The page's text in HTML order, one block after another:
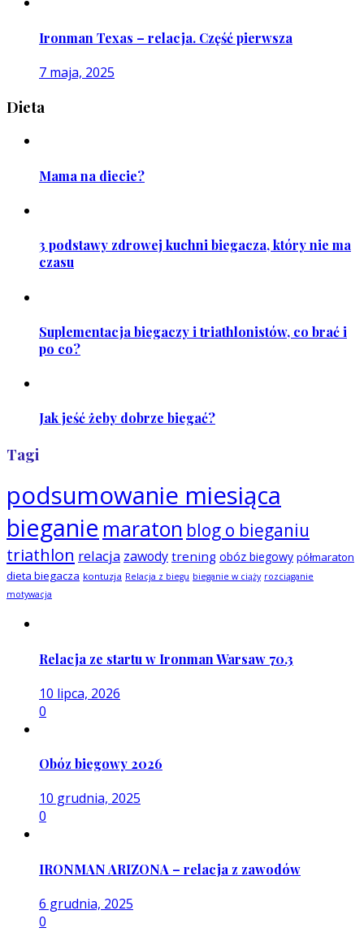
Ironman Texas – relacja. Część pierwsza
7 maja, 2025
Dieta
Mama na diecie?
3 podstawy zdrowej kuchni biegacza, który nie ma
czasu
Suplementacja biegaczy i triathlonistów, co brać i
po co?
Jak jeść żeby dobrze biegać?
Tagi
podsumowanie miesiąca
bieganie maraton blog o bieganiu
triathlon relacja zawody trening obóz biegowy półmaraton
dieta biegacza kontuzja Relacja z biegu bieganie w ciąży rozciąganie
motywacja
Relacja ze startu w Ironman Warsaw 70.3
10 lipca, 2026
0
Obóz biegowy 2026
10 grudnia, 2025
0
IRONMAN ARIZONA – relacja z zawodów
6 grudnia, 2025
0